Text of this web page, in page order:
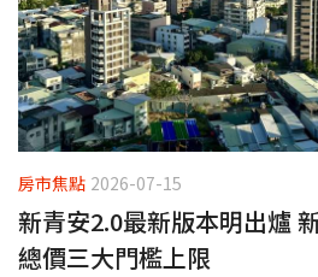
房市焦點 2026-07-15
新青安2.0最新版本明出爐
總價三大門檻上限